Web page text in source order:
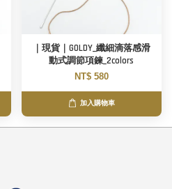
｜現貨｜GOLDY_纖細滴落感滑
動式調節項鍊_2colors
NT$ 580
加入購物車